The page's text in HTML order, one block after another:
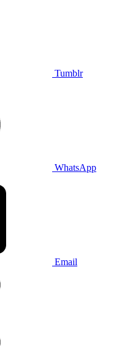
Tumblr
WhatsApp
Email